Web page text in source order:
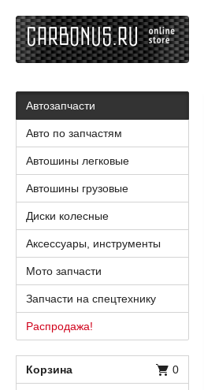
Автозапчасти
Авто по запчастям
Автошины легковые
Автошины грузовые
Диски колесные
Аксессуары, инструменты
Мото запчасти
Запчасти на спецтехнику
Распродажа!
Корзина 0